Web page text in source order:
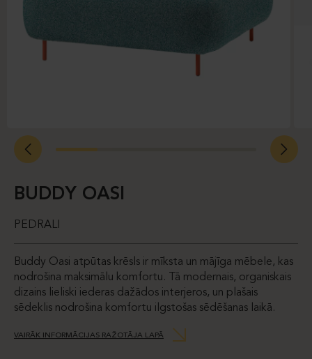
BUDDY OASI
PEDRALI
Buddy Oasi atpūtas krēsls ir mīksta un mājīga mēbele, kas
nodrošina maksimālu komfortu. Tā modernais, organiskais
dizains lieliski iederas dažādos interjeros, un plašais
sēdeklis nodrošina komfortu ilgstošas sēdēšanas laikā.
VAIRĀK INFORMĀCIJAS RAŽOTĀJA LAPĀ